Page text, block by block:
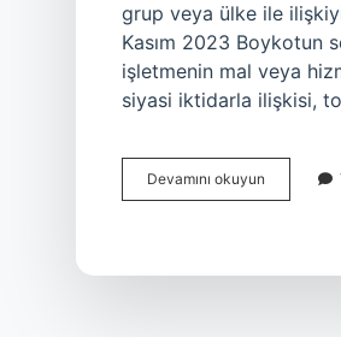
grup veya ülke ile
Kasım 2023 Boykotun
işletmenin mal veya
siyasi iktidarla ilişkisi,
Devamını okuyun
Yapılan